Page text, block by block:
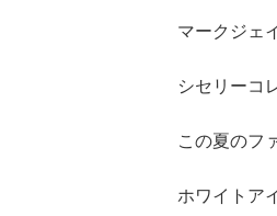
マークジェ
シセリーコ
この夏のフ
ホワイトア